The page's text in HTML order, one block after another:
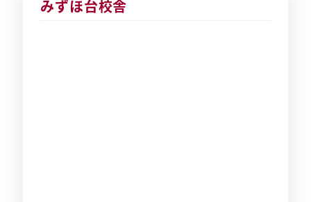
みずほ台校舎